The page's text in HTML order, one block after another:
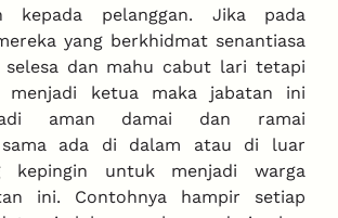
kepada pelanggan. Jika pada
yang berkhidmat senantiasa
selesa dan mahu cabut lari tetapi
menjadi ketua maka jabatan ini
aman damai dan ramai
sama ada di dalam atau di luar
kepingin untuk menjadi warga
ini. Contohnya hampir setiap